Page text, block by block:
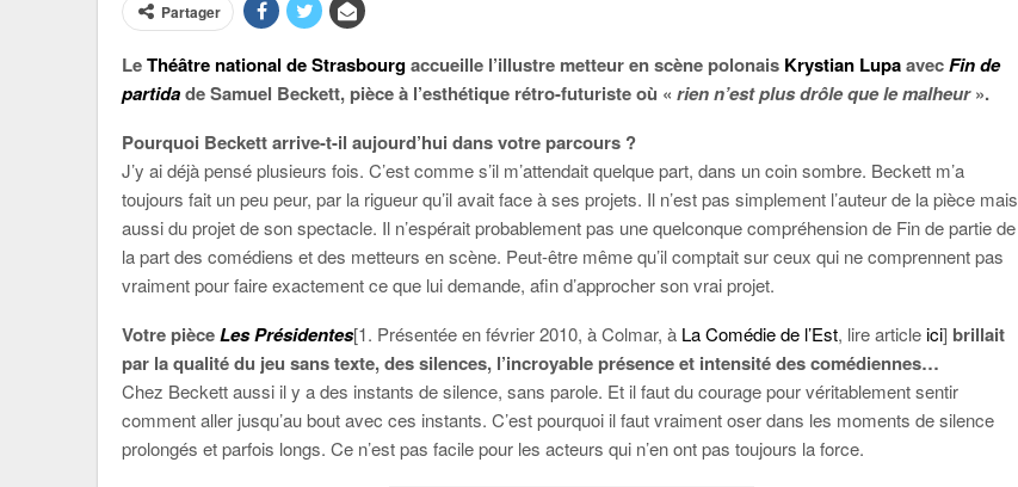
Partager
LeThéâtre national de Strasbourgaccueille l’illustre metteur en scène polonais Krystian LupaavecFin de
partidade Samuel Beckett, pièce à l’esthétique rétro-futuriste où « rien n’est plus drôle que le malheur».
Pourquoi Beckett arrive-t-il aujourd’hui dans votre parcours ?
J’y ai déjà pensé plusieurs fois. C’est comme s’il m’attendait quelque part, dans un coin sombre. Beckett m’a
toujours fait un peu peur, par la rigueur qu’il avait face à ses projets. Il n’est pas simplement l’auteur de la pièce mais
aussi du projet de son spectacle. Il n’espérait probablement pas une quelconque compréhension de Fin de partie de
la part des comédiens et des metteurs en scène. Peut-être même qu’il comptait sur ceux qui ne comprennent pas
vraiment pour faire exactement ce que lui demande, afin d’approcher son vrai projet.
Votre pièceLes Présidentes[1. Présentée en février 2010, à Colmar, à La Comédie de l’Est, lire articleici] brillait
par la qualité du jeu sans texte, des silences, l’incroyable présence et intensité des comédiennes…
Chez Beckett aussi il y a des instants de silence, sans parole. Et il faut du courage pour véritablement sentir
comment aller jusqu’au bout avec ces instants. C’est pourquoi il faut vraiment oser dans les moments de silence
prolongés et parfois longs. Ce n’est pas facile pour les acteurs qui n’en ont pas toujours la force.